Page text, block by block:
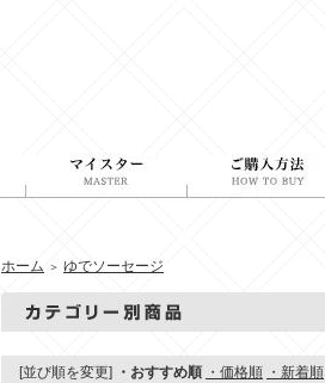
ホーム ＞ ゆでソーセージ
[並び順を変更] ・おすすめ順 ・価格順 ・新着順